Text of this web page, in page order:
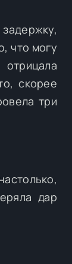
что могу
скорее
три
дар